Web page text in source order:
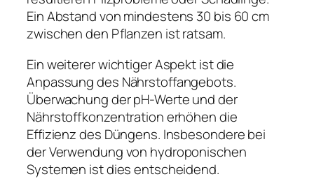
Ein Abstand von mindestens 30 bis 60 cm
zwischen den Pflanzen ist ratsam.
Ein weiterer wichtiger Aspekt ist die
Anpassung des Nährstoffangebots.
Überwachung der pH-Werte und der
Nährstoffkonzentration erhöhen die
Effizienz des Düngens. Insbesondere bei
der Verwendung von hydroponischen
Systemen ist dies entscheidend.